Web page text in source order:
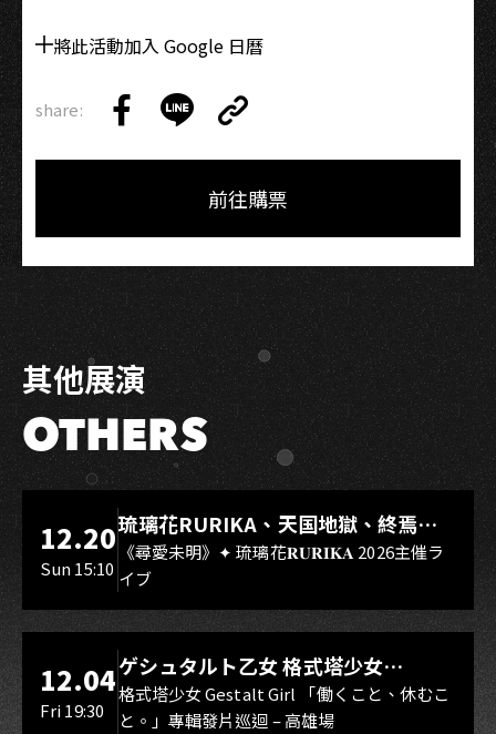
將此活動加入 Google 日曆
share:
on
on
Link
Copy
前往購票
其他展演
OTHERS
LIVE WAREHOUSE 小庫
12.20
Sun 15:10
琉璃花RURIKA、天国地獄、終焉
Rebirth、DUALIA、無我夢中、花奏
スマイル（O.A.）
《尋愛未明》✦ 琉璃花𝐑𝐔𝐑𝐈𝐊𝐀 2026主催ラ
イブ
LIVE WAREHOUSE 小庫
12.04
Fri 19:30
ゲシュタルト乙女 格式塔少女
Gestalt Girl
格式塔少女 Gestalt Girl 「働くこと、休むこ
と。」專輯發片巡迴 – 高雄場